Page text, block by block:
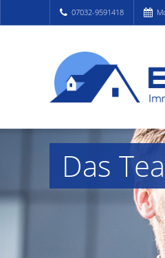
07032-9591418
Das